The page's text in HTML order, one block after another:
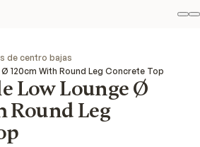
de centro bajas
120cm With Round Leg Concrete Top
Low Lounge Ø
Round Leg